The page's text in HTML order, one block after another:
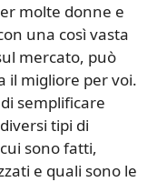
molte donne e
una così vasta
mercato, può
il migliore per voi.
semplificare
tipi di
sono fatti,
e quali sono le